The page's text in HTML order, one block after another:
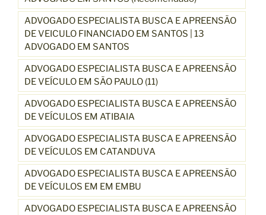
ADVOGADO ESPECIALISTA BUSCA E APREENSÃO
DE VEICULO FINANCIADO EM SANTOS | 13
ADVOGADO EM SANTOS
ADVOGADO ESPECIALISTA BUSCA E APREENSÃO
DE VEÍCULO EM SÃO PAULO (11)
ADVOGADO ESPECIALISTA BUSCA E APREENSÃO
DE VEÍCULOS EM ATIBAIA
ADVOGADO ESPECIALISTA BUSCA E APREENSÃO
DE VEÍCULOS EM CATANDUVA
ADVOGADO ESPECIALISTA BUSCA E APREENSÃO
DE VEÍCULOS EM EM EMBU
ADVOGADO ESPECIALISTA BUSCA E APREENSÃO